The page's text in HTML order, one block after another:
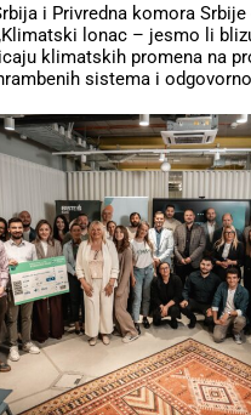
i Privredna komora
lonac – jesmo li
klimatskih promena na
sistema i odgovorno